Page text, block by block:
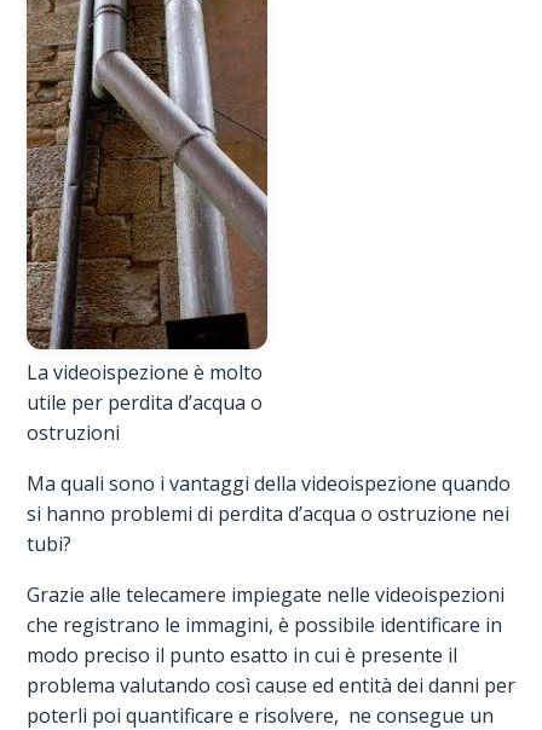
La videoispezione è molto
utile per perdita d’acqua o
ostruzioni
Ma quali sono i vantaggi della videoispezione quando
si hanno problemi di perdita d’acqua o ostruzione nei
tubi?
Grazie alle telecamere impiegate nelle videoispezioni
che registrano le immagini, è possibile identificare in
modo preciso il punto esatto in cui è presente il
problema valutando così cause ed entità dei danni per
poterli poi quantificare e risolvere, ne consegue un